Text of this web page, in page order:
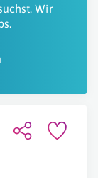
Wir